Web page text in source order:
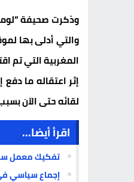
والتي أدلى بها
المغربية التي تم
إثر اعتقاله ما
لقائه حتى الآن
اقرأ أيضا...
تفكيك معمل سري
إجماع سياسي